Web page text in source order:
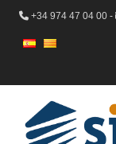
+34 974 47 04 00 -